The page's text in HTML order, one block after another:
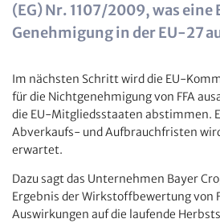
(EG) Nr. 1107/2009, was eine
Genehmigung in der EU-27
Im nächsten Schritt wird die EU-
für die Nichtgenehmigung von FFA
die EU-Mitgliedsstaaten abstimmen.
Abverkaufs- und Aufbrauchfristen
erwartet.
Dazu sagt das Unternehmen Bayer
Ergebnis der Wirkstoffbewertung von
Auswirkungen auf die laufende